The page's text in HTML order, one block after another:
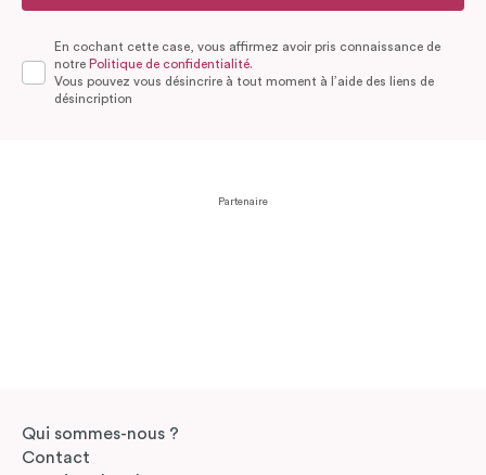
En cochant cette case, vous affirmez avoir pris connaissance de
notre Politique de confidentialité.
Vous pouvez vous désincrire à tout moment à l’aide des liens de
désincription
Partenaire
Qui sommes-nous ?
Contact